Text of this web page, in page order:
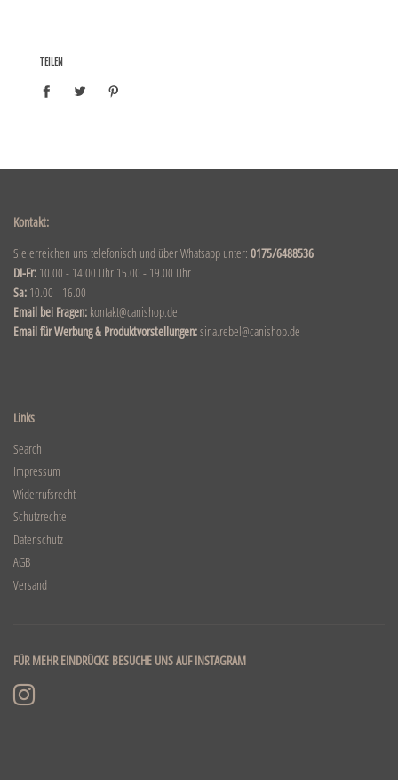
TEILEN
Kontakt:
Sie erreichen uns telefonisch und über Whatsapp unter: 0175/6488536
DI-Fr: 10.00 - 14.00 Uhr 15.00 - 19.00 Uhr
Sa: 10.00 - 16.00
Email bei Fragen: kontakt@canishop.de
Email für Werbung & Produktvorstellungen:sina.rebel@canishop.de
Links
Search
Impressum
Widerrufsrecht
Schutzrechte
Datenschutz
AGB
Versand
FÜR MEHR EINDRÜCKE BESUCHE UNS AUF INSTAGRAM